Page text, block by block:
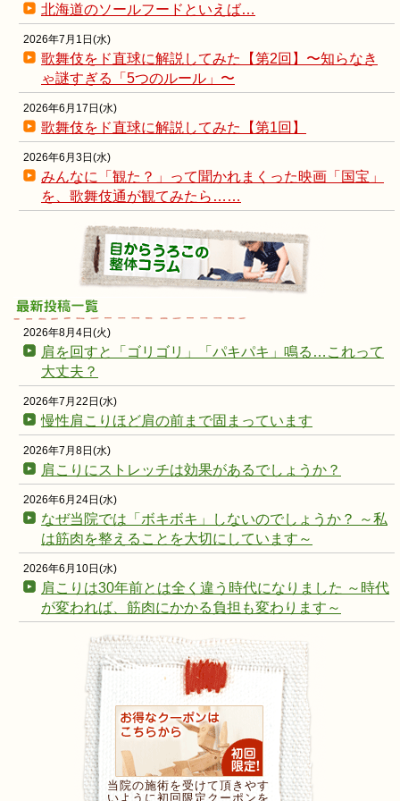
北海道のソールフードといえば…
2026年7月1日(水)
歌舞伎をド直球に解説してみた【第2回】〜知らなき
ゃ謎すぎる「5つのルール」〜
2026年6月17日(水)
歌舞伎をド直球に解説してみた【第1回】
2026年6月3日(水)
みんなに「観た？」って聞かれまくった映画「国宝」
を、歌舞伎通が観てみたら……
2026年8月4日(火)
肩を回すと「ゴリゴリ」「パキパキ」鳴る…これって
大丈夫？
2026年7月22日(水)
慢性肩こりほど肩の前まで固まっています
2026年7月8日(水)
肩こりにストレッチは効果があるでしょうか？
2026年6月24日(水)
なぜ当院では「ボキボキ」しないのでしょうか？ ～私
は筋肉を整えることを大切にしています～
2026年6月10日(水)
肩こりは30年前とは全く違う時代になりました ～時代
が変われば、筋肉にかかる負担も変わります～
当院の施術を受けて頂きやす
いように初回限定クーポンを